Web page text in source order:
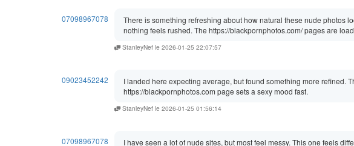
07098967078
There is something refreshing about how natural these nude photos
nothing feels rushed. The https://blackpornphotos.com/ pages are
StanleyNef le 2026-01-25 22:07:57
09023452242
I landed here expecting average, but found something more refined.
https://blackpornphotos.com page sets a sexy mood fast.
StanleyNef le 2026-01-25 01:56:14
07098967078
I have seen a lot of nude sites, but most feel messy. This one feels